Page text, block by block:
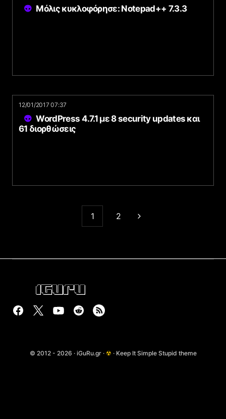
Μόλις κυκλοφόρησε: Notepad++ 7.3.3
12/01/2017 07:37
WordPress 4.7.1 με 8 security updates και
61 διορθώσεις
1 2
© 2012 - 2026 · iGuRu.gr · ☢ · Keep It Simple Stupid theme